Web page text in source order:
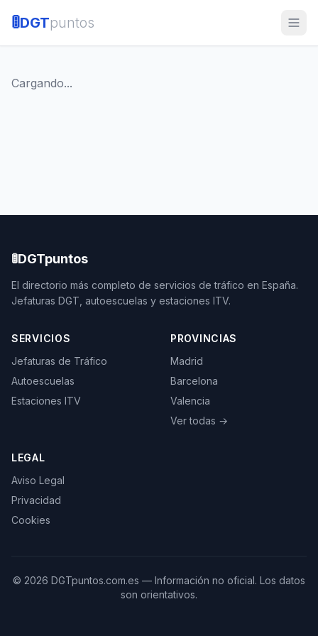
🚦DGTpuntos
Cargando...
🚦DGTpuntos
El directorio más completo de servicios de tráfico en España.
Jefaturas DGT, autoescuelas y estaciones ITV.
SERVICIOS
Jefaturas de Tráfico
Autoescuelas
Estaciones ITV
PROVINCIAS
Madrid
Barcelona
Valencia
Ver todas →
LEGAL
Aviso Legal
Privacidad
Cookies
© 2026 DGTpuntos.com.es — Información no oficial. Los datos
son orientativos.